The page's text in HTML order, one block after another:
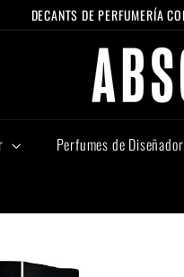
DECANTS DE PERFUMERÍA
Perfumes de Diseñador